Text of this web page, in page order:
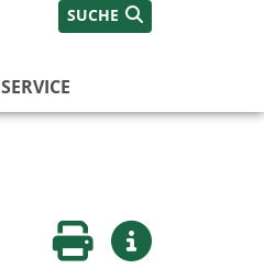
SUCHE
SERVICE
Seite druckenWeitere Infos